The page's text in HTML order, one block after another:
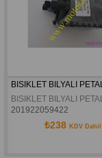
BISIKLET BILYALI PETAL
BISIKLET BILYALI PETAL
201922059422
₺238 KDV Dahil